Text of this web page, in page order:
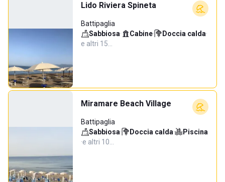
Lido Riviera Spineta
Battipaglia
Sabbiosa· Cabine· Doccia calda·
e altri 15…
Miramare Beach Village
Battipaglia
Sabbiosa· Doccia calda·
Piscina
·e altri 10…